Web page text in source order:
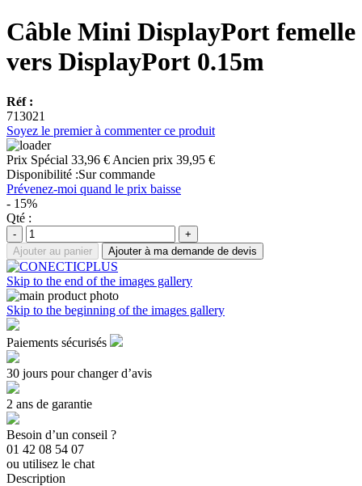
Câble Mini DisplayPort femelle
vers DisplayPort 0.15m
Réf :
713021
Soyez le premier à commenter ce produit
Prix Spécial 33,96 € Ancien prix 39,95 €
Disponibilité :Sur commande
Prévenez-moi quand le prix baisse
- 15%
Qté :
-
+
Ajouter au panier
Ajouter à ma demande de devis
Skip to the end of the images gallery
Skip to the beginning of the images gallery
Paiements sécurisés
30 jours pour changer d’avis
2 ans de garantie
Besoin d’un conseil ?
01 42 08 54 07
ou utilisez le chat
Description